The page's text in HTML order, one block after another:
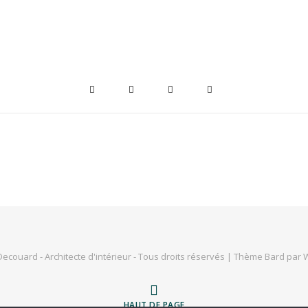
- Architecte d'intérieur - Tous droits réservés | Thème Bard par
HAUT DE PAGE